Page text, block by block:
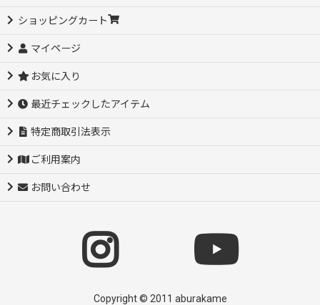
ショッピングカート
マイページ
お気に入り
最近チェックしたアイテム
特定商取引法表示
ご利用案内
お問い合わせ
Copyright © 2011 aburakame